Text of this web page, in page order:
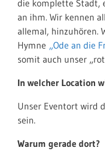
die komplette Stadt,
an ihm. Wir kennen
allemal, hinzuhören.
Hymne „Ode an die
somit auch unser
In welcher Location
Unser Eventort wird
sein.
Warum gerade dort?